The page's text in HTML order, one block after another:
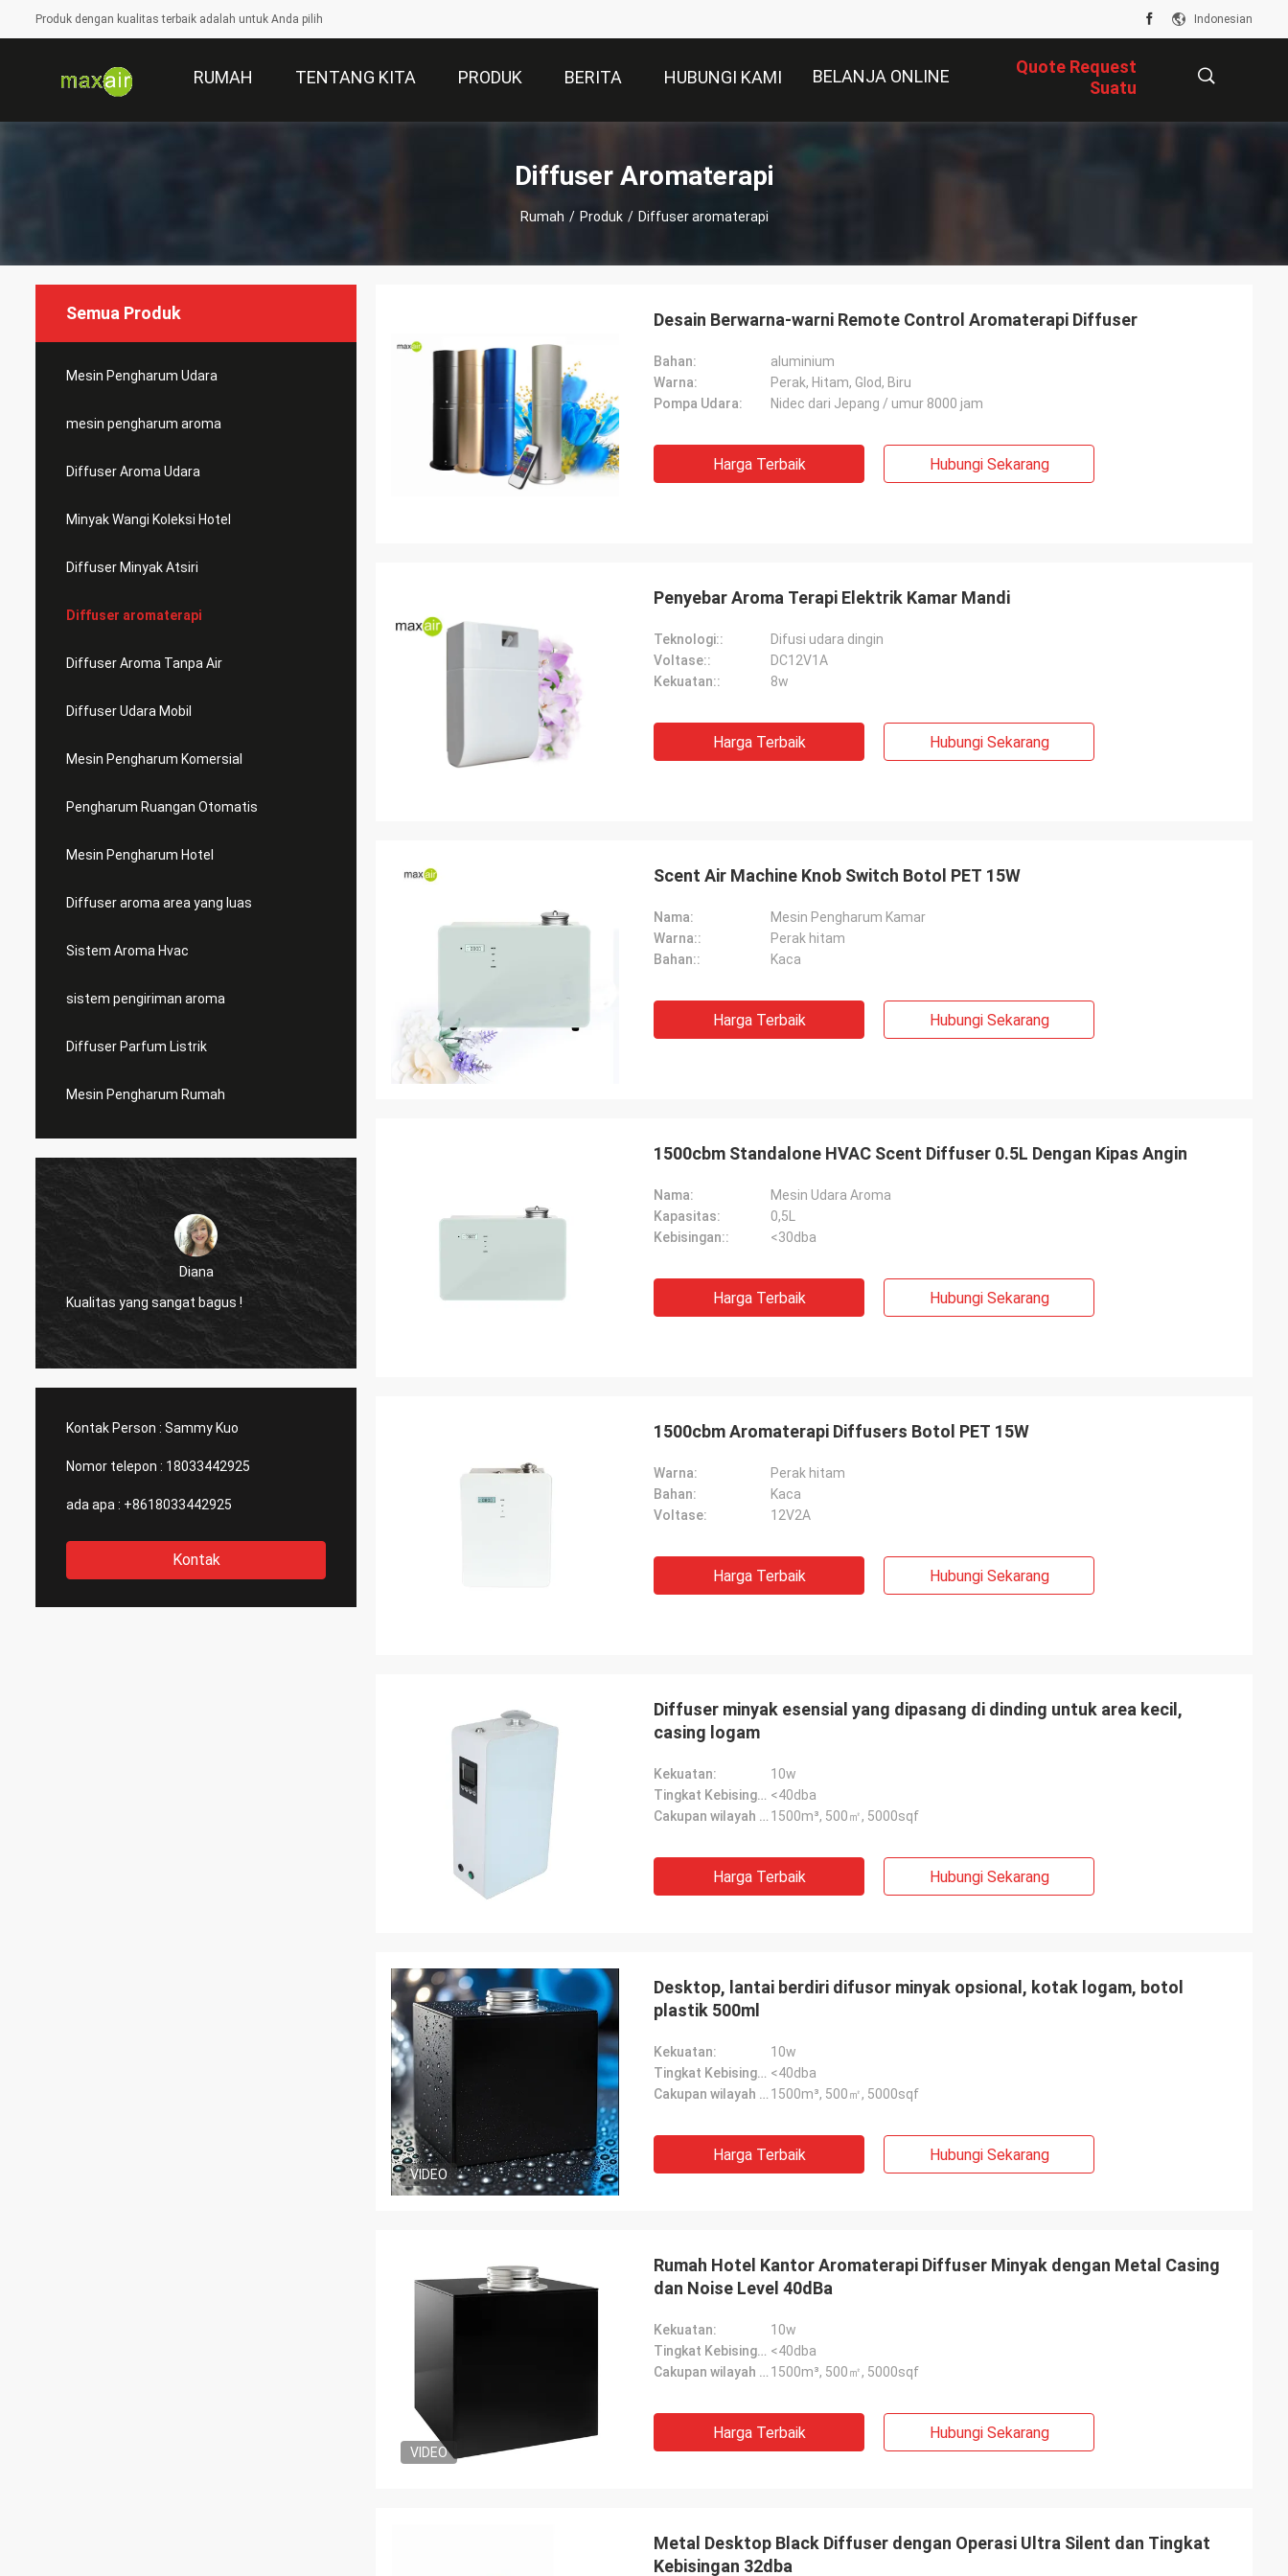
Produk dengan kualitas terbaik adalah untuk Anda pilih Indonesian
RUMAH TENTANG KITA PRODUK BERITA HUBUNGI KAMI BELANJA ONLINE
Quote Request
Suatu
Diffuser Aromaterapi
Rumah / Produk / Diffuser aromaterapi
Semua Produk
Mesin Pengharum Udara
mesin pengharum aroma
Diffuser Aroma Udara
Minyak Wangi Koleksi Hotel
Diffuser Minyak Atsiri
Diffuser aromaterapi
Diffuser Aroma Tanpa Air
Diffuser Udara Mobil
Mesin Pengharum Komersial
Pengharum Ruangan Otomatis
Mesin Pengharum Hotel
Diffuser aroma area yang luas
Sistem Aroma Hvac
sistem pengiriman aroma
Diffuser Parfum Listrik
Mesin Pengharum Rumah
Diana
Kualitas yang sangat bagus !
Produk yang sangat bagus!
Kontak Person : Sammy Kuo
Nomor telepon : 18033442925
ada apa : +8618033442925
Kontak
Desain Berwarna-warni Remote Control Aromaterapi Diffuser
Bahan:
aluminium
Warna:
Perak, Hitam, Glod, Biru
Pompa Udara:
Nidec dari Jepang / umur 8000 jam
Harga Terbaik Hubungi Sekarang
Penyebar Aroma Terapi Elektrik Kamar Mandi
Teknologi::
Difusi udara dingin
Voltase::
DC12V1A
Kekuatan::
8w
Harga Terbaik Hubungi Sekarang
Scent Air Machine Knob Switch Botol PET 15W
Nama:
Mesin Pengharum Kamar
Warna::
Perak hitam
Bahan::
Kaca
Harga Terbaik Hubungi Sekarang
1500cbm Standalone HVAC Scent Diffuser 0.5L Dengan Kipas Angin
Nama:
Mesin Udara Aroma
Kapasitas:
0,5L
Kebisingan::
<30dba
Harga Terbaik Hubungi Sekarang
1500cbm Aromaterapi Diffusers Botol PET 15W
Warna:
Perak hitam
Bahan:
Kaca
Voltase:
12V2A
Harga Terbaik Hubungi Sekarang
Diffuser minyak esensial yang dipasang di dinding untuk area kecil,
casing logam
Kekuatan:
10w
Tingkat Kebisingan: <40dba
Cakupan wilayah maksimal: 1500m³, 500㎡, 5000sqf
Harga Terbaik Hubungi Sekarang
VIDEO
Desktop, lantai berdiri difusor minyak opsional, kotak logam, botol
plastik 500ml
Kekuatan:
10w
Tingkat Kebisingan: <40dba
Cakupan wilayah maksimal: 1500m³, 500㎡, 5000sqf
Harga Terbaik Hubungi Sekarang
VIDEO
Rumah Hotel Kantor Aromaterapi Diffuser Minyak dengan Metal Casing
dan Noise Level 40dBa
Kekuatan:
10w
Tingkat Kebisingan: <40dba
Cakupan wilayah maksimal: 1500m³, 500㎡, 5000sqf
Harga Terbaik Hubungi Sekarang
Metal Desktop Black Diffuser dengan Operasi Ultra Silent dan Tingkat
Kebisingan 32dba